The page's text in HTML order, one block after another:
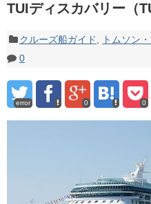
TUIディスカバリー（
クルーズ船ガイド
トムソン
0
error 0 0